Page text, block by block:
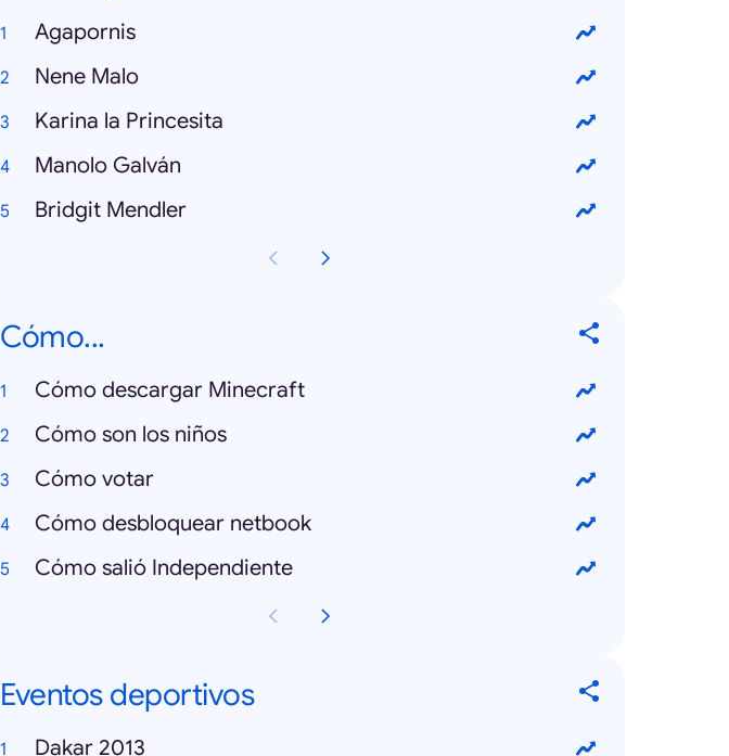
Agapornis
Nene Malo
Karina la Princesita
Manolo Galván
Bridgit Mendler
Cómo...
Cómo descargar Minecraft
Cómo son los niños
Cómo votar
Cómo desbloquear netbook
Cómo salió Independiente
Eventos deportivos
Dakar 2013